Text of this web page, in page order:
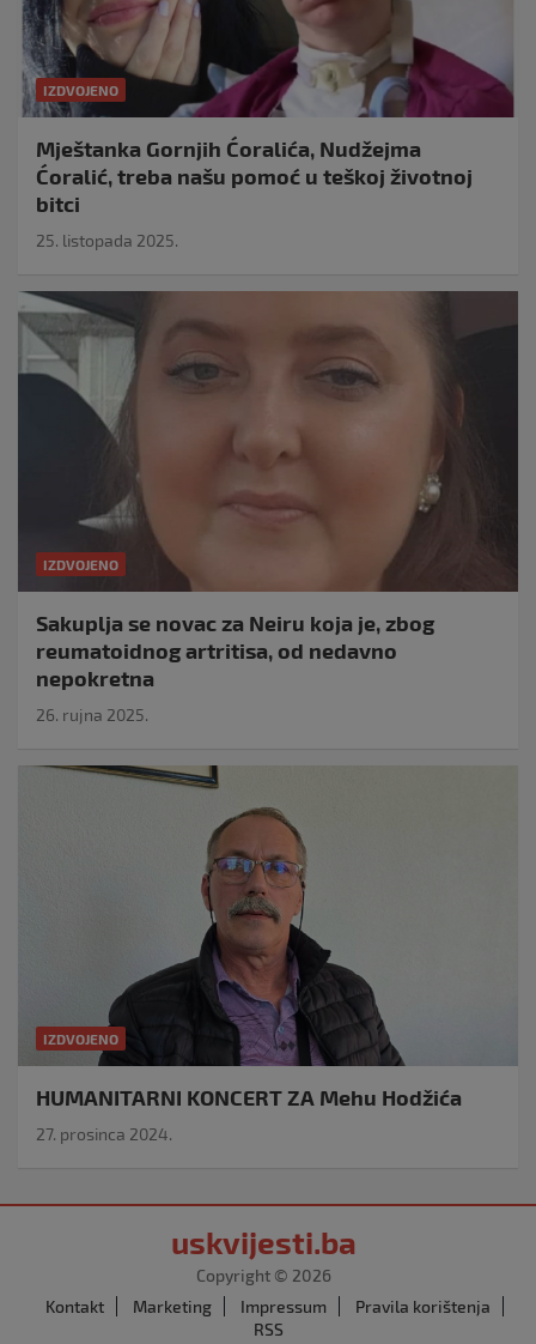
IZDVOJENO
Mještanka Gornjih Ćoralića, Nudžejma
Ćoralić, treba našu pomoć u teškoj životnoj
bitci
25. listopada 2025.
IZDVOJENO
Sakuplja se novac za Neiru koja je, zbog
reumatoidnog artritisa, od nedavno
nepokretna
26. rujna 2025.
IZDVOJENO
HUMANITARNI KONCERT ZA Mehu Hodžića
27. prosinca 2024.
uskvijesti.ba
Copyright © 2026
Kontakt
Marketing Impressum
Pravila korištenja
RSS